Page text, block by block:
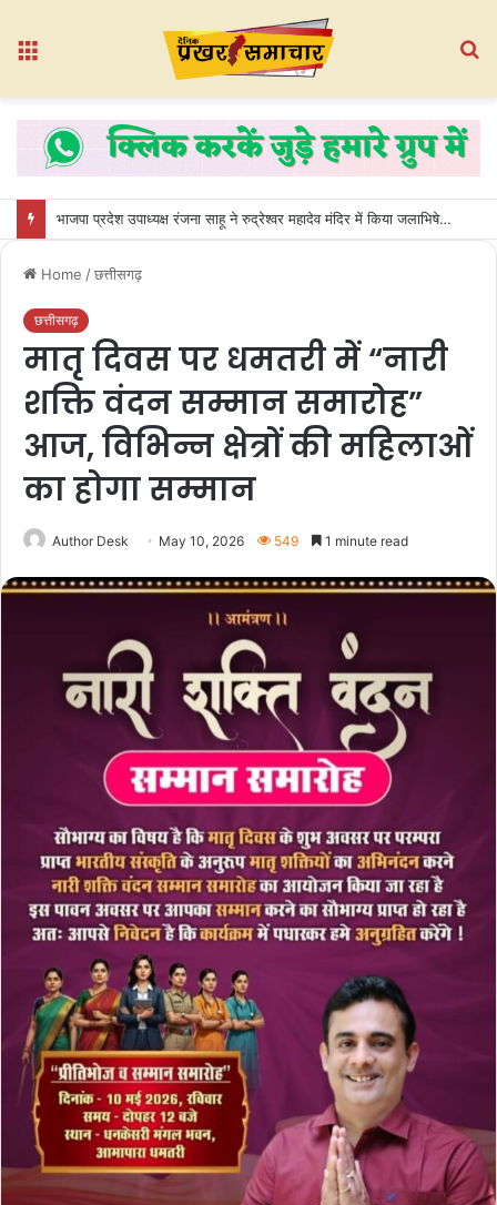
भाजपा प्रदेश उपाध्यक्ष रंजना साहू ने रुद्रेश्वर महादेव मंदिर में किया जलाभिषेक, धमतरी की खुशहाली की कामना
Home /छत्तीसगढ़
छत्तीसगढ़
मातृ दिवस पर धमतरी में “नारी
शक्ति वंदन सम्मान समारोह”
आज, विभिन्न क्षेत्रों की महिलाओं
का होगा सम्मान
Author Desk May 10, 2026 549 1 minute read